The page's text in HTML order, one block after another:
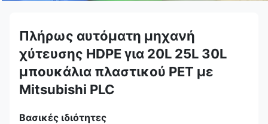
Πλήρως αυτόματη μηχανή
χύτευσης HDPE για 20L 25L 30L
μπουκάλια πλαστικού PET με
Mitsubishi PLC
Βασικές ιδιότητες